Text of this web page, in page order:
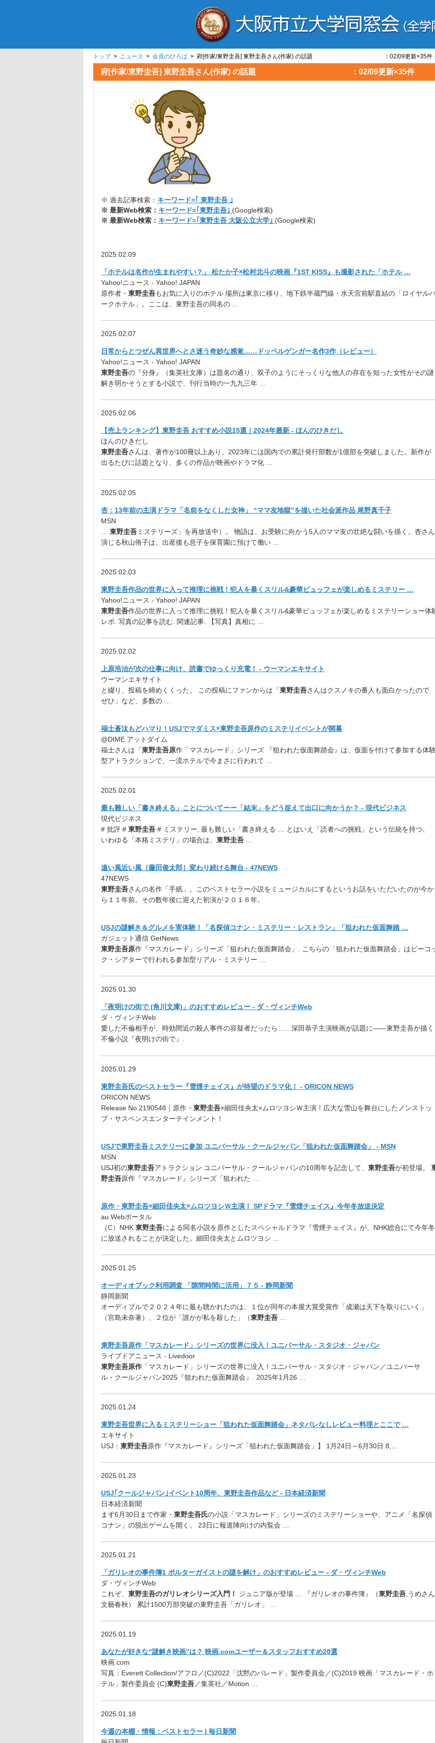
トップ> ニュース > 会員のひろば > 府[作家/東野圭吾] 東野圭吾さん(作家) の話題 ：02/09更新×35件
府[作家/東野圭吾] 東野圭吾さん(作家) の話題 ：02/09更新×35件
※ 過去記事検索： キーワード=｢ 東野圭吾 ｣
※ 最新Web検索： キーワード=｢東野圭吾｣ (Google検索)
※ 最新Web検索： キーワード=｢東野圭吾 大阪公立大学｣ (Google検索)
2025.02.09
「ホテルは名作が生まれやすい？」 松たか子×松村北斗の映画『1ST KISS』も撮影された「ホテル …
Yahoo!ニュース - Yahoo! JAPAN
原作者・ 東野圭吾もお気に入りのホテル 場所は東京に移り、地下鉄半蔵門線・水天宮前駅直結の「ロイヤル
ークホテル」。ここは、東野圭吾の同名の …
2025.02.07
日常からとつぜん異世界へとさ迷う奇妙な感覚……ドッペルゲンガー名作3作（レビュー）
Yahoo!ニュース - Yahoo! JAPAN
東野圭吾の『分身』（集英社文庫）は題名の通り、双子のようにそっくりな他人の存在を知った女性がその
解き明かそうとする小説で、刊行当時の一九九三年 …
2025.02.06
【売上ランキング】東野圭吾 おすすめ小説15選｜2024年最新 - ほんのひきだし
ほんのひきだし
東野圭吾さんは、著作が100冊以上あり、2023年には国内での累計発行部数が1億部を突破しました。新作が
出るたびに話題となり、多くの作品が映画やドラマ化 …
2025.02.05
杏：13年前の主演ドラマ「名前をなくした女神」 “ママ友地獄”を描いた社会派作品 尾野真千子
MSN
東野圭吾ミステリーズ」を再放送中）。 物語は、お受験に向かう5人のママ友の壮絶な闘いを描く。杏さん
演じる秋山侑子は、出産後も息子を保育園に預けて働い …
2025.02.03
東野圭吾作品の世界に入って推理に挑戦！犯人を暴くスリル&豪華ビュッフェが楽しめるミステリー …
Yahoo!ニュース - Yahoo! JAPAN
東野圭吾作品の世界に入って推理に挑戦！犯人を暴くスリル&豪華ビュッフェが楽しめるミステリーショー体
レポ. 写真の記事を読む. 関連記事. 【写真】真相に …
2025.02.02
上原浩治が次の仕事に向け、読書でゆっくり充電！ - ウーマンエキサイト
ウーマンエキサイト
と綴り、投稿を締めくくった。 この投稿にファンからは「東野圭吾さんはクスノキの番人も面白かったので
ぜひ」など、多数の …
福士蒼汰もどハマり！USJでマダミス×東野圭吾原作のミステリイベントが開幕
@DIME アットダイム
福士さんは「東野圭吾原作「マスカレード」シリーズ 『狙われた仮面舞踏会』は、仮面を付けて参加する体
型アトラクションで、一流ホテルで今まさに行われて …
2025.02.01
最も難しい「書き終える」ことについてーー「結末」をどう捉えて出口に向かうか？ - 現代ビジネス
現代ビジネス
# 批評 # 東野圭吾 # ミステリー. 最も難しい「書き終える … とはいえ「読者への挑戦」という伝統を持つ、
いわゆる「本格ミステリ」の場合は、 東野圭吾
遠い風近い風［藤田俊太郎］変わり続ける舞台 - 47NEWS
47NEWS
東野圭吾さんの名作「手紙」。このベストセラー小説をミュージカルにするというお話をいただいたのが今か
ら１１年前。その数年後に迎えた初演が２０１６年。
USJの謎解き＆グルメを実体験！「名探偵コナン・ミステリー・レストラン」「狙われた仮面舞踏 …
ガジェット通信 GetNews
東野圭吾原作『マスカレード』シリーズ「狙われた仮面舞踏会」. こちらの「狙われた仮面舞踏会」はピーコ
ク・シアターで行われる参加型リアル・ミステリー …
2025.01.30
「夜明けの街で (角川文庫)」のおすすめレビュー - ダ・ヴィンチWeb
ダ・ヴィンチWeb
愛した不倫相手が、時効間近の殺人事件の容疑者だったら……深田恭子主演映画が話題に――東野圭吾が描く
不倫小説『夜明けの街で』.
2025.01.29
東野圭吾氏のベストセラー『雪煙チェイス』が待望のドラマ化！ - ORICON NEWS
ORICON NEWS
Release No.2190548｜原作・ 東野圭吾×細田佳央太×ムロツヨシＷ主演！広大な雪山を舞台にしたノンストッ
プ・サスペンスエンターテインメント！
USJで東野圭吾ミステリーに参加 ユニバーサル・クールジャパン「狙われた仮面舞踏会」 - MSN
MSN
USJ初の東野圭吾アトラクション ユニバーサル・クールジャパンの10周年を記念して、 東野圭吾が初登場。
野圭吾原作『マスカレード』シリーズ「狙われた …
原作・東野圭吾×細田佳央太×ムロツヨシＷ主演！ SPドラマ『雪煙チェイス』今年冬放送決定
au Webポータル
（C）NHK 東野圭吾による同名小説を原作としたスペシャルドラマ『雪煙チェイス』が、NHK総合にて今年冬
に放送されることが決定した。細田佳央太とムロツヨシ …
2025.01.25
オーディオブック利用調査 「隙間時間に活用」７５ - 静岡新聞
静岡新聞
オーディブルで２０２４年に最も聴かれたのは、１位が同年の本屋大賞受賞作「成瀬は天下を取りにいく」
（宮島未奈著）、２位が「誰かが私を殺した」（東野圭吾
東野圭吾原作「マスカレード」シリーズの世界に没入！ユニバーサル・スタジオ・ジャパン
ライブドアニュース - Livedoor
東野圭吾原作 「マスカレード」シリーズの世界に没入！ユニバーサル・スタジオ・ジャパン／ユニバーサ
ル・クールジャパン2025『狙われた仮面舞踏会』. 2025年1月26 …
2025.01.24
東野圭吾世界に入るミステリーショー「狙われた仮面舞踏会」ネタバレなしレビュー料理とここで …
エキサイト
USJ： 東野圭吾原作『マスカレード』シリーズ「狙われた仮面舞踏会」】 1月24日～6月30日 8,…
2025.01.23
USJ｢クールジャパン｣イベント10周年、東野圭吾作品など - 日本経済新聞
日本経済新聞
まず6月30日まで作家・ 東野圭吾氏の小説「マスカレード」シリーズのミステリーショーや、アニメ「名探偵
コナン」の脱出ゲームを開く。 23日に報道陣向けの内覧会 …
2025.01.21
「ガリレオの事件簿1 ポルターガイストの謎を解け」のおすすめレビュー - ダ・ヴィンチWeb
ダ・ヴィンチWeb
これぞ、 東野圭吾のガリレオシリーズ入門！ ジュニア版が登場 … 『ガリレオの事件簿』（東野圭吾,うめさ
文藝春秋） 累計1500万部突破の東野圭吾「ガリレオ」 …
2025.01.19
あなたが好きな“謎解き映画”は？ 映画.comユーザー＆スタッフおすすめ20選
映画.com
写真：Everett Collection/アフロ／(C)2022「沈黙のパレード」製作委員会／(C)2019 映画「マスカレード・ホ
テル」製作委員会 (C)東野圭吾／集英社／Motion …
2025.01.18
今週の本棚・情報：ベストセラー | 毎日新聞